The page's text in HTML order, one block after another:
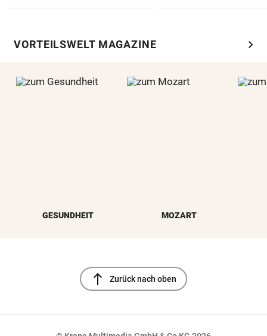
VORTEILSWELT MAGAZINE chevron_right
GESUNDHEIT MOZART
north Zurück nach oben